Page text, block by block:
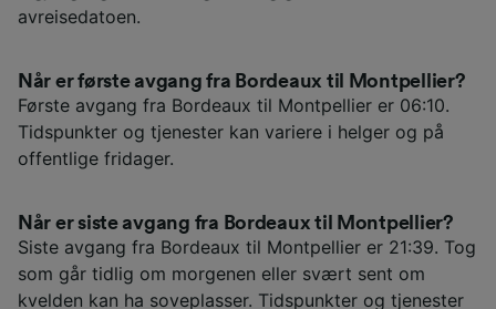
avreisedatoen.
Når er første avgang fra Bordeaux til Montpellier?
Første avgang fra Bordeaux til Montpellier er 06:10.
Tidspunkter og tjenester kan variere i helger og på
offentlige fridager.
Når er siste avgang fra Bordeaux til Montpellier?
Siste avgang fra Bordeaux til Montpellier er 21:39. Tog
som går tidlig om morgenen eller svært sent om
kvelden kan ha soveplasser. Tidspunkter og tjenester